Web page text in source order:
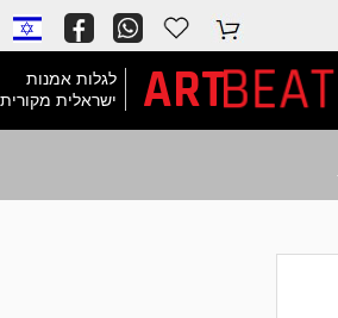
לגלות אמנות
ישראלית מקורית
ARTBEAT